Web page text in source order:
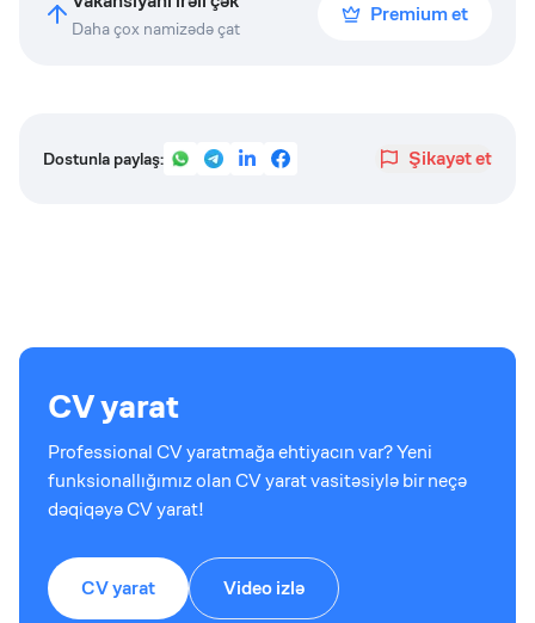
Daha çox namizədə çat
Premium et
Dostunla paylaş: Şikayət et
CV yarat
Professional CV yaratmağa ehtiyacın var? Yeni
funksionallığımız olan CV yarat vasitəsiylə bir neçə
dəqiqəyə CV yarat!
CV yarat Video izlə